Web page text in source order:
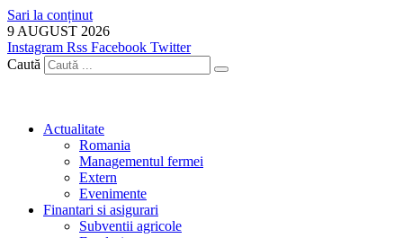
Sari la conținut
9 AUGUST 2026
Instagram Rss Facebook Twitter
Caută
Actualitate
Romania
Managementul fermei
Extern
Evenimente
Finantari si asigurari
Subventii agricole